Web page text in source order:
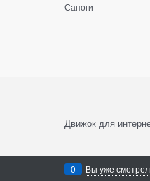
Сапоги
Движок для
0 Вы уже